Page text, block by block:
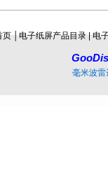
页 电子纸屏产品目录 电
毫米波雷